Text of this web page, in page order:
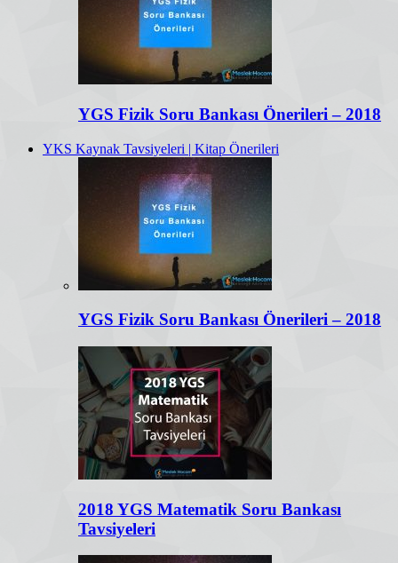
YGS Fizik Soru Bankası Önerileri – 2018
YKS Kaynak Tavsiyeleri | Kitap Önerileri
YGS Fizik Soru Bankası Önerileri – 2018
2018 YGS Matematik Soru Bankası
Tavsiyeleri